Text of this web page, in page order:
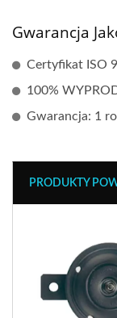
Gwarancja
Certyfikat ISO
100%
Gwarancja: 1
PRODUKTY